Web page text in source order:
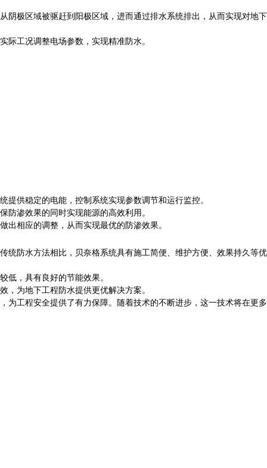
阴极区域被驱赶到阳极区域，进而通过排水系统排出，从而实现对地下
工况调整电场参数，实现精准防水。
供稳定的电能，控制系统实现参数调节和运行监控。
渗效果的同时实现能源的高效利用。
相应的调整，从而实现最优的防渗效果。
统防水方法相比，贝奈格系统具有施工简便、维护方便、效果持久等优
，具有良好的节能效果。
为地下工程防水提供更优解决方案。
工程安全提供了有力保障。随着技术的不断进步，这一技术将在更多